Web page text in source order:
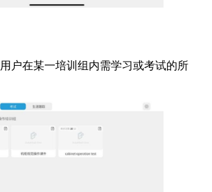
户在某一培训组内需学习或考试的所